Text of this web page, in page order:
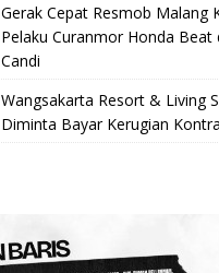
Gerak Cepat Resmob Malang
Pelaku Curanmor Honda Beat
Candi
Wangsakarta Resort & Living
Diminta Bayar Kerugian